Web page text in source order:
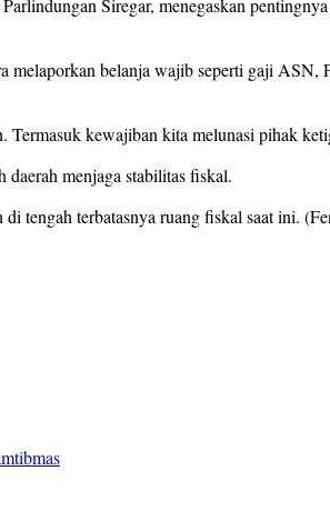
Siregar, menegaskan
belanja wajib seperti gaji
kewajiban kita melunasi pihak
menjaga stabilitas fiskal.
tengah terbatasnya ruang fiskal saat ini.